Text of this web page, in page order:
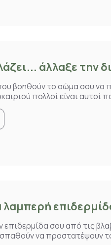
άλλαξε την
βοηθούν το σώμα σου να
πολλοί είναι αυτοί
λαμπερή
σου από τις
να προστατέψουν